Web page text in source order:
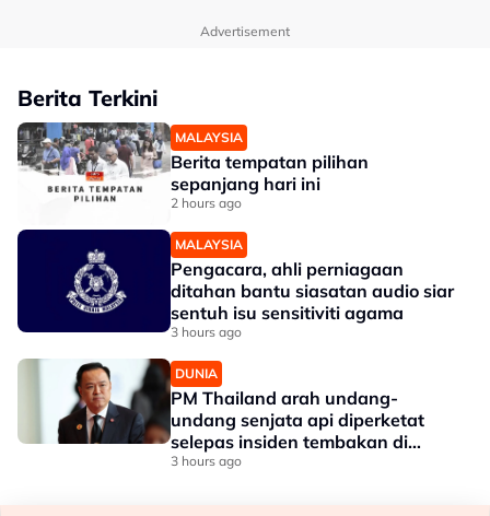
Advertisement
Berita Terkini
MALAYSIA
Berita tempatan pilihan
sepanjang hari ini
2 hours ago
MALAYSIA
Pengacara, ahli perniagaan
ditahan bantu siasatan audio siar
sentuh isu sensitiviti agama
3 hours ago
DUNIA
PM Thailand arah undang-
undang senjata api diperketat
selepas insiden tembakan di
sekolah
3 hours ago